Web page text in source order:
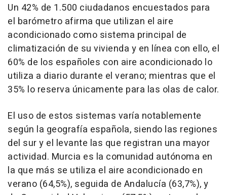
Un 42% de 1.500 ciudadanos encuestados para
el barómetro afirma que utilizan el aire
acondicionado como sistema principal de
climatización de su vivienda y en línea con ello, el
60% de los españoles con aire acondicionado lo
utiliza a diario durante el verano; mientras que el
35% lo reserva únicamente para las olas de calor.
El uso de estos sistemas varía notablemente
según la geografía española, siendo las regiones
del sur y el levante las que registran una mayor
actividad. Murcia es la comunidad autónoma en
la que más se utiliza el aire acondicionado en
verano (64,5%), seguida de Andalucía (63,7%), y